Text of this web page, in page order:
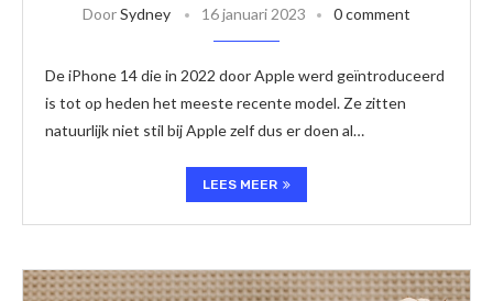
DoorSydney 16 januari 2023 0 comment
De iPhone 14 die in 2022 door Apple werd geïntroduceerd
is tot op heden het meeste recente model. Ze zitten
natuurlijk niet stil bij Apple zelf dus er doen al…
LEES MEER